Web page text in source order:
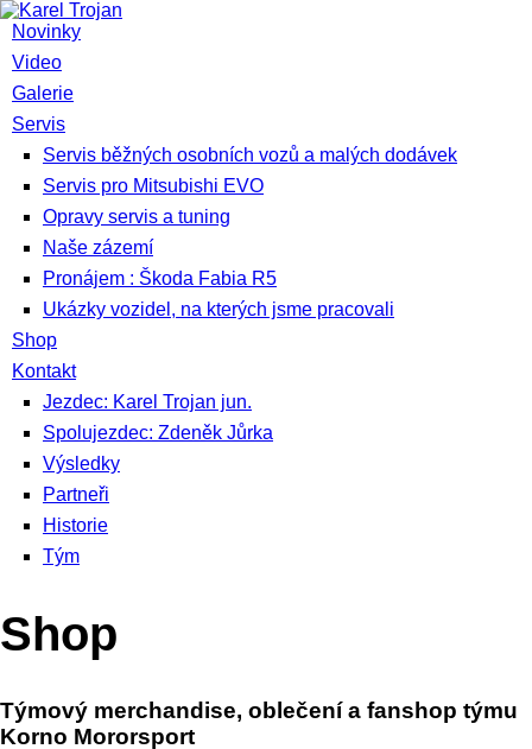
Novinky
Video
Galerie
Servis
Servis běžných osobních vozů a malých dodávek
Servis pro Mitsubishi EVO
Opravy servis a tuning
Naše zázemí
Pronájem : Škoda Fabia R5
Ukázky vozidel, na kterých jsme pracovali
Shop
Kontakt
Jezdec: Karel Trojan jun.
Spolujezdec: Zdeněk Jůrka
Výsledky
Partneři
Historie
Tým
Shop
Týmový merchandise, oblečení a fanshop týmu
Korno Mororsport